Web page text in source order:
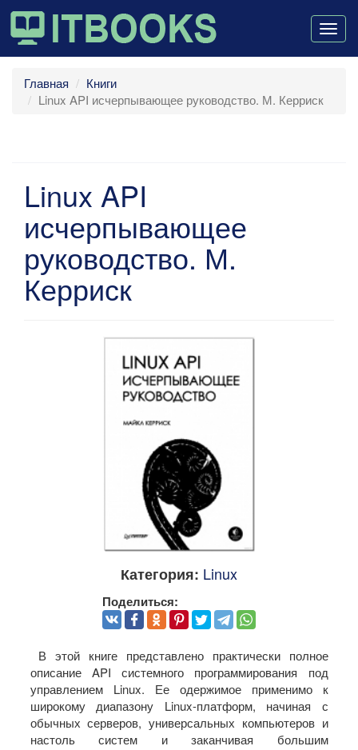
Главная
Книги
Linux API исчерпывающее руководство. М. Керриск
Linux API
исчерпывающее
руководство. М.
Керриск
Категория: Linux
Поделиться:
В этой книге представлено практически полное
описание API системного програм­мирования под
управлением Linux. Ее одержимое применимо к
широкому диапазону Linux-платформ, начиная с
обычных серверов, универсальных компьютеров и
настоль­ систем и заканчивая большим